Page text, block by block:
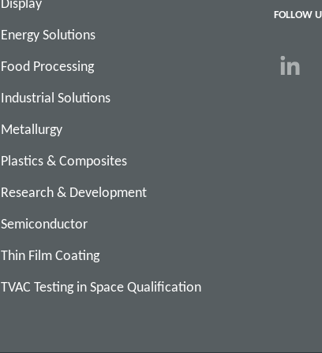
Energy Solutions
Food Processing
Industrial Solutions
Metallurgy
Plastics & Composites
Research & Development
Semiconductor
Thin Film Coating
TVAC Testing in Space Qualification
FOLLOW